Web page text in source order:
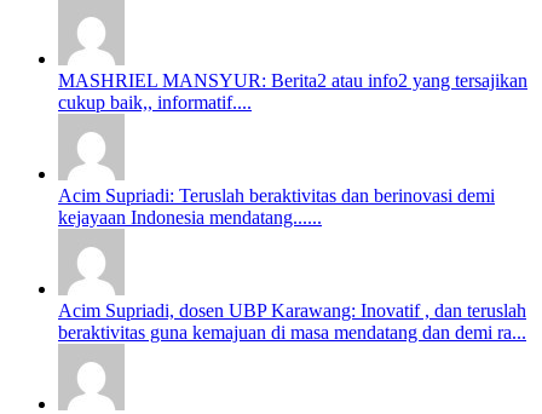
MASHRIEL MANSYUR: Berita2 atau info2 yang tersajikan
cukup baik,, informatif....
Acim Supriadi: Teruslah beraktivitas dan berinovasi demi
kejayaan Indonesia mendatang......
Acim Supriadi, dosen UBP Karawang: Inovatif , dan teruslah
beraktivitas guna kemajuan di masa mendatang dan demi ra...